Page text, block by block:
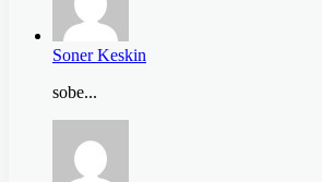
Soner Keskin
sobe...